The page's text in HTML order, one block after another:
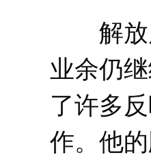
解放后
业余仍
了许多
作。他